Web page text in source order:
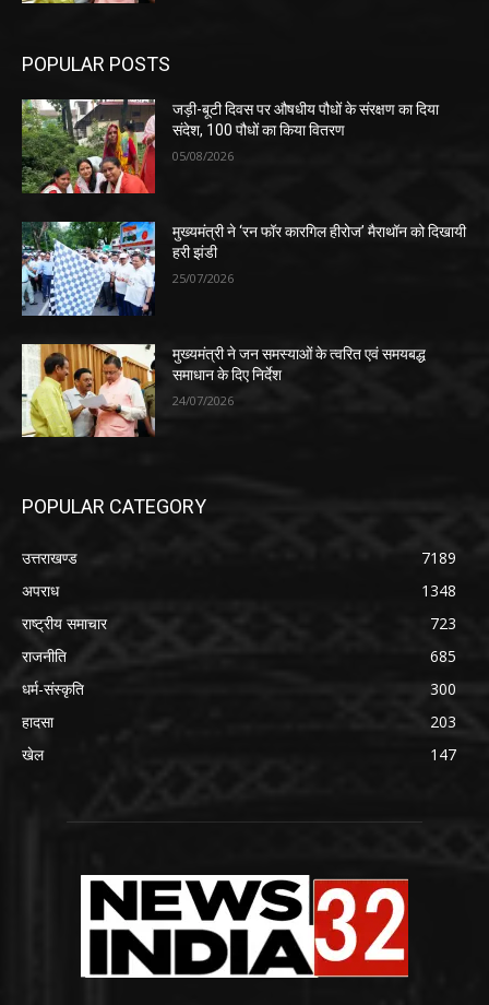
POPULAR POSTS
जड़ी-बूटी दिवस पर औषधीय पौधों के संरक्षण का दिया
संदेश, 100 पौधों का किया वितरण
05/08/2026
मुख्यमंत्री ने ‘रन फॉर कारगिल हीरोज’ मैराथॉन को दिखायी
हरी झंडी
25/07/2026
मुख्यमंत्री ने जन समस्याओं के त्वरित एवं समयबद्ध
समाधान के दिए निर्देश
24/07/2026
POPULAR CATEGORY
उत्तराखण्ड
7189
अपराध
1348
राष्ट्रीय समाचार
723
राजनीति
685
धर्म-संस्कृति
300
हादसा
203
खेल
147